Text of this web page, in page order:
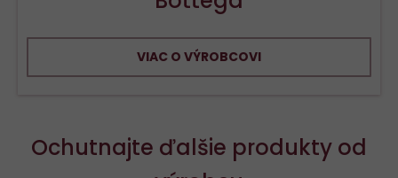
VIAC O VÝROBCOVI
Ochutnajte ďalšie produkty od